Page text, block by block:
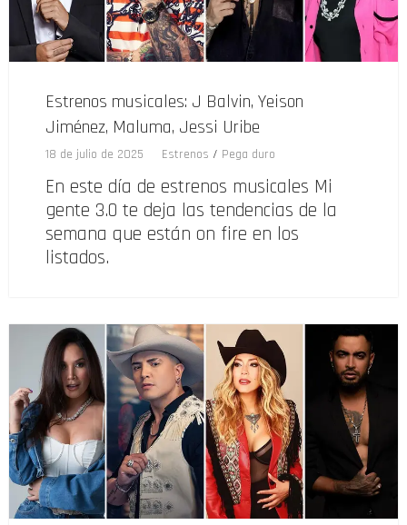
Estrenos musicales: J Balvin, Yeison
Jiménez, Maluma, Jessi Uribe
18 de julio de 2025 Estrenos / Pega duro
En este día de estrenos musicales Mi
gente 3.0 te deja las tendencias de la
semana que están on fire en los
listados.